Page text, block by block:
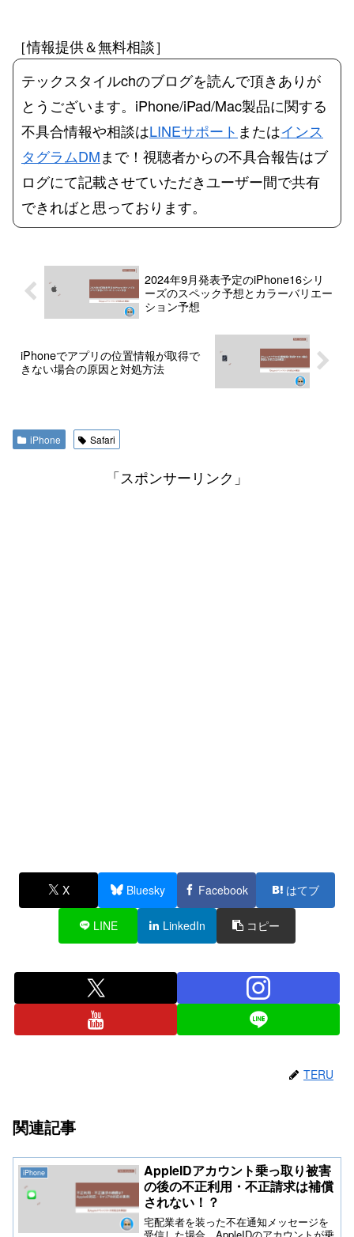
［情報提供＆無料相談］
テックスタイルchのブログを読んで頂きありが
とうございます。iPhone/iPad/Mac製品に関する
不具合情報や相談はLINEサポート またはインス
タグラムDMまで！視聴者からの不具合報告はブ
ログにて記載させていただきユーザー間で共有
できればと思っております。
2024年9月発表予定のiPhone16シリ
ーズのスペック予想とカラーバリエー
ション予想
iPhoneでアプリの位置情報が取得で
きない場合の原因と対処方法
iPhone Safari
「スポンサーリンク」
X Bluesky Facebook はてブ
LINE LinkedIn コピー
TERU
関連記事
iPhone
AppleIDアカウント乗っ取り被害
の後の不正利用・不正請求は補償
されない！？
宅配業者を装った不在通知メッセージを
受信した場合、AppleIDのアカウントが乗